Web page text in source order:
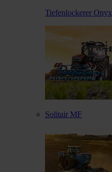
Tiefenlockerer Onyx
Solitair MF